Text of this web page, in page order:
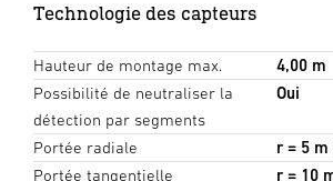
Technologie des capteurs
Hauteur de montage max.
4,00 m
Possibilité de neutraliser la
détection par segments
Oui
Portée radiale
r = 5 m
Portée tangentielle
r = 10